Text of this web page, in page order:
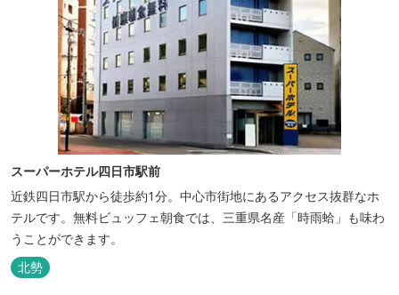
スーパーホテル四日市駅前
近鉄四日市駅から徒歩約1分。中心市街地にあるアクセス抜群なホ
テルです。無料ビュッフェ朝食では、三重県名産「時雨蛤」も味わ
うことができます。
北勢